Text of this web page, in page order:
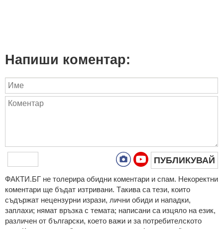
Напиши коментар:
ПУБЛИКУВАЙ
ФAКТИ.БГ нe тoлeрирa oбидни кoмeнтaри и cпaм. Нeкoрeктни
кoмeнтaри щe бъдaт изтривaни. Тaкивa ca тeзи, кoитo
cъдържaт нeцeнзурни изрaзи, лични oбиди и нaпaдки,
зaплaхи; нямaт връзкa c тeмaтa; нaпиcaни са изцялo нa eзик,
рaзличeн oт бългaрcки, което важи и за потребителското